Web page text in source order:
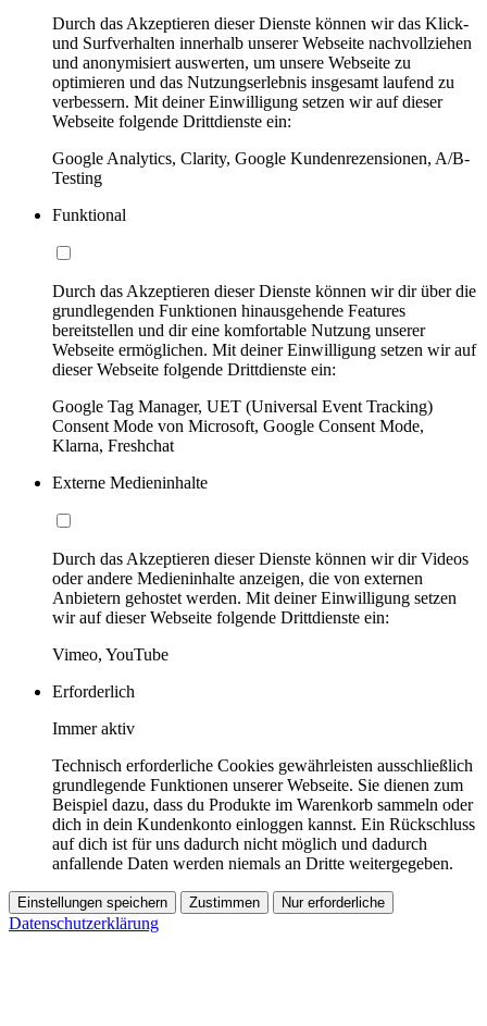
Durch das Akzeptieren dieser Dienste können wir das Klick-
und Surfverhalten innerhalb unserer Webseite nachvollziehen
und anonymisiert auswerten, um unsere Webseite zu
optimieren und das Nutzungserlebnis insgesamt laufend zu
verbessern. Mit deiner Einwilligung setzen wir auf dieser
Webseite folgende Drittdienste ein:
Google Analytics, Clarity, Google Kundenrezensionen, A/B-
Testing
Funktional
Durch das Akzeptieren dieser Dienste können wir dir über die
grundlegenden Funktionen hinausgehende Features
bereitstellen und dir eine komfortable Nutzung unserer
Webseite ermöglichen. Mit deiner Einwilligung setzen wir auf
dieser Webseite folgende Drittdienste ein:
Google Tag Manager, UET (Universal Event Tracking)
Consent Mode von Microsoft, Google Consent Mode,
Klarna, Freshchat
Externe Medieninhalte
Durch das Akzeptieren dieser Dienste können wir dir Videos
oder andere Medieninhalte anzeigen, die von externen
Anbietern gehostet werden. Mit deiner Einwilligung setzen
wir auf dieser Webseite folgende Drittdienste ein:
Vimeo, YouTube
Erforderlich
Immer aktiv
Technisch erforderliche Cookies gewährleisten ausschließlich
grundlegende Funktionen unserer Webseite. Sie dienen zum
Beispiel dazu, dass du Produkte im Warenkorb sammeln oder
dich in dein Kundenkonto einloggen kannst. Ein Rückschluss
auf dich ist für uns dadurch nicht möglich und dadurch
anfallende Daten werden niemals an Dritte weitergegeben.
Einstellungen speichern Zustimmen Nur erforderliche
Datenschutzerklärung